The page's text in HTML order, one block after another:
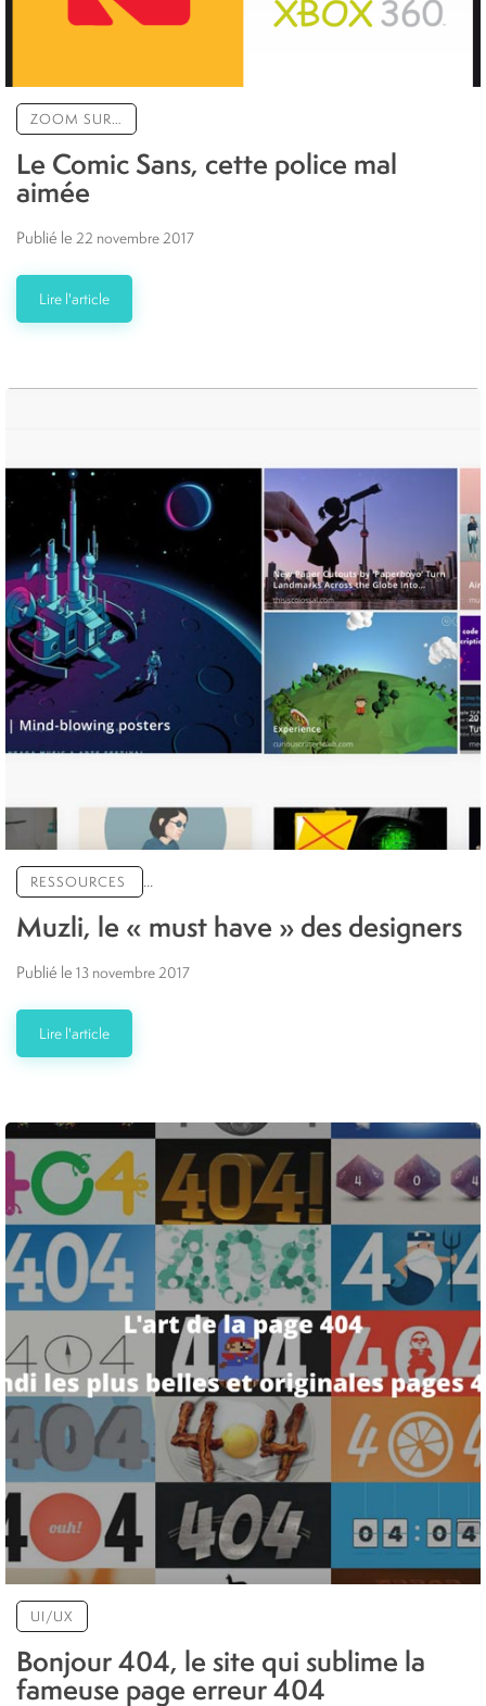
ZOOM SUR…
Le Comic Sans, cette police mal
aimée
Publié le 22 novembre 2017
Lire l'article
RESSOURCES ...
Muzli, le « must have » des designers
Publié le 13 novembre 2017
Lire l'article
UI/UX
Bonjour 404, le site qui sublime la
fameuse page erreur 404